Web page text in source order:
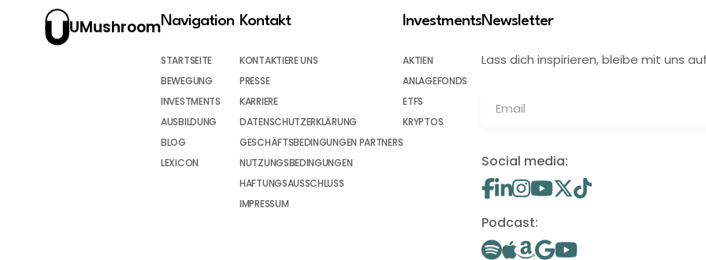
UMushroomNavigation
STARTSEITE
BEWEGUNG
INVESTMENTS
AUSBILDUNG
BLOG
LEXICON
Kontakt
KONTAKTIERE UNS
PRESSE
KARRIERE
DATENSCHUTZERKLÄRUNG
GESCHÄFTSBEDINGUNGEN PARTNERS
NUTZUNGSBEDINGUNGEN
HAFTUNGSAUSSCHLUSS
IMPRESSUM
Investments
AKTIEN
ANLAGEFONDS
ETFS
KRYPTOS
Newsletter
Lass dich inspirieren, bleibe mit uns
Social media:
Podcast: